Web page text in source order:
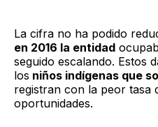
La cifra no ha podido
en 2016 la entidad
seguido escalando. Estos
los niños indígenas que
registran con la peor tasa
oportunidades.